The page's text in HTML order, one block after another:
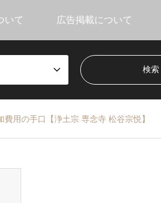
いて 広告掲載について
用の手口【浄土宗 専念寺 松谷宗悦】